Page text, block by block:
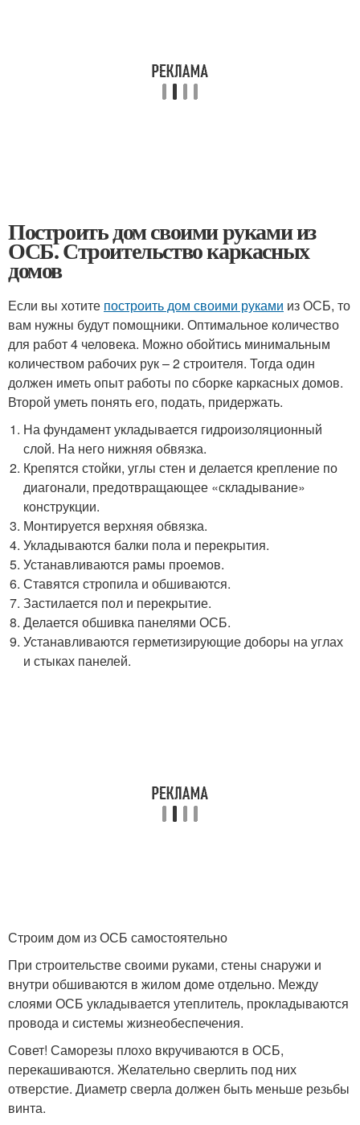
Построить дом своими руками из
ОСБ. Строительство каркасных
домов
Если вы хотите построить дом своими руками из ОСБ, то
вам нужны будут помощники. Оптимальное количество
для работ 4 человека. Можно обойтись минимальным
количеством рабочих рук – 2 строителя. Тогда один
должен иметь опыт работы по сборке каркасных домов.
Второй уметь понять его, подать, придержать.
На фундамент укладывается гидроизоляционный
слой. На него нижняя обвязка.
Крепятся стойки, углы стен и делается крепление по
диагонали, предотвращающее «складывание»
конструкции.
Монтируется верхняя обвязка.
Укладываются балки пола и перекрытия.
Устанавливаются рамы проемов.
Ставятся стропила и обшиваются.
Застилается пол и перекрытие.
Делается обшивка панелями ОСБ.
Устанавливаются герметизирующие доборы на углах
и стыках панелей.
Строим дом из ОСБ самостоятельно
При строительстве своими руками, стены снаружи и
внутри обшиваются в жилом доме отдельно. Между
слоями ОСБ укладывается утеплитель, прокладываются
провода и системы жизнеобеспечения.
Совет! Саморезы плохо вкручиваются в ОСБ,
перекашиваются. Желательно сверлить под них
отверстие. Диаметр сверла должен быть меньше резьбы
винта.